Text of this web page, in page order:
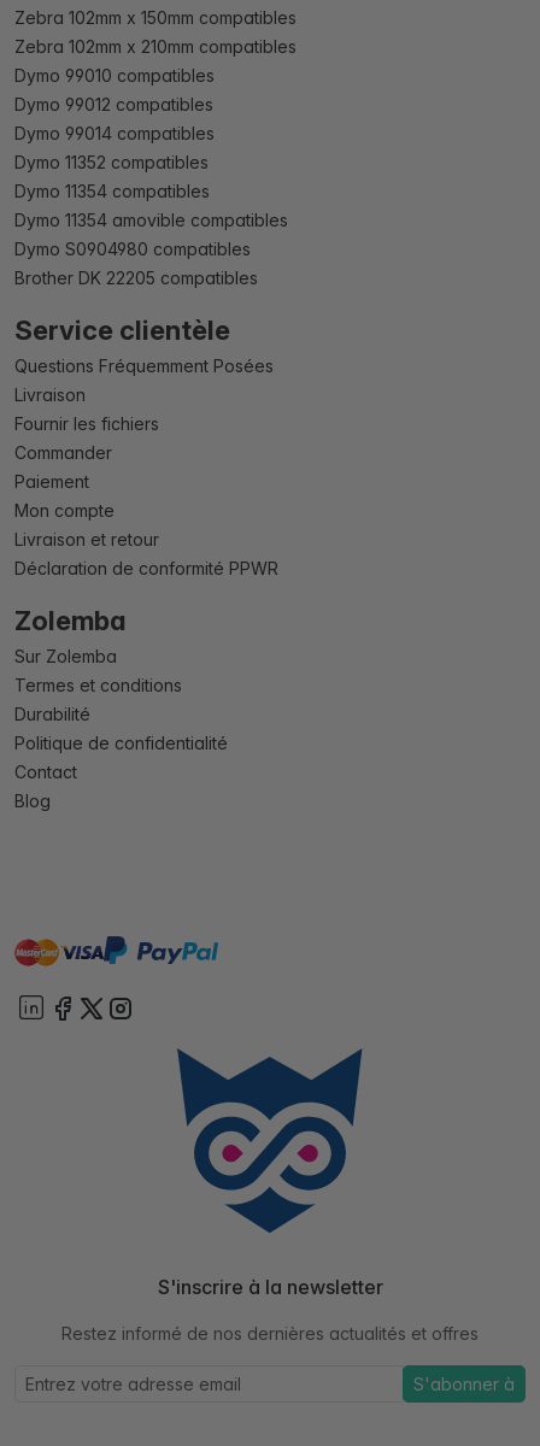
Zebra 102mm x 150mm compatibles
Zebra 102mm x 210mm compatibles
Dymo 99010 compatibles
Dymo 99012 compatibles
Dymo 99014 compatibles
Dymo 11352 compatibles
Dymo 11354 compatibles
Dymo 11354 amovible compatibles
Dymo S0904980 compatibles
Brother DK 22205 compatibles
Service clientèle
Questions Fréquemment Posées
Livraison
Fournir les fichiers
Commander
Paiement
Mon compte
Livraison et retour
Déclaration de conformité PPWR
Zolemba
Sur Zolemba
Termes et conditions
Durabilité
Politique de confidentialité
Contact
Blog
mastervisa paypal
S'inscrire à la newsletter
Restez informé de nos dernières actualités et offres
S'abonner à